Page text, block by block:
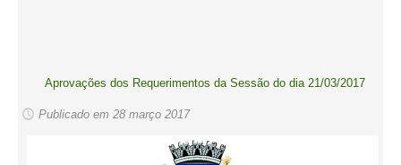
Aprovações dos Requerimentos da Sessão do dia 21/03/2017
Publicado em 28 março 2017